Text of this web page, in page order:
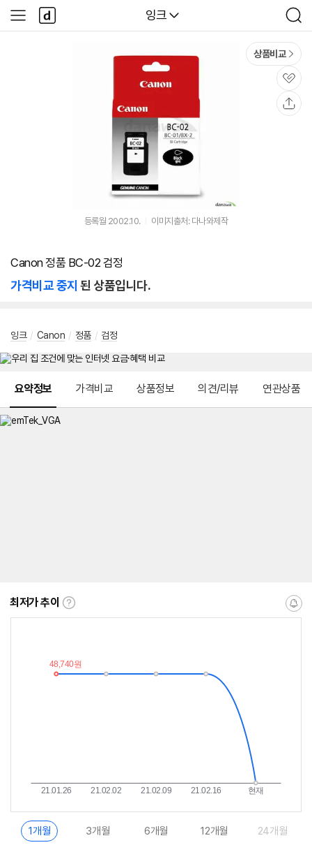
다나와
잉크
검
색
사
이
다
나
와
상품비교
관
심
등록월 2002.10. 이미지출처: 다나와제작
Canon 정품 BC-02 검정
가격비교 중지 된 상품입니다.
잉크 / Canon / 정품 / 검정
요약정보 가격비교 상품정보 의견/리뷰 연관상품
최저가 추이
최
이
란?
알
1개월 3개월 6개월 12개월 24개월